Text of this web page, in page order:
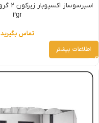
2gr
تماس بگیرید
اطلاعات بیشتر